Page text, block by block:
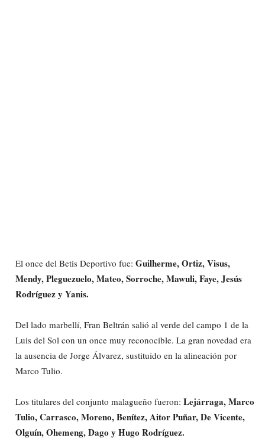
El once del Betis Deportivo fue: Guilherme, Ortiz, Visus,
Mendy, Pleguezuelo, Mateo, Sorroche, Mawuli, Faye, Jesús
Rodríguez y Yanis.
Del lado marbellí, Fran Beltrán salió al verde del campo 1 de la
Luis del Sol con un once muy reconocible. La gran novedad era
la ausencia de Jorge Álvarez, sustituido en la alineación por
Marco Tulio.
Los titulares del conjunto malagueño fueron: Lejárraga, Marco
Tulio, Carrasco, Moreno, Benítez, Aitor Puñar, De Vicente,
Olguín, Ohemeng, Dago y Hugo Rodríguez.